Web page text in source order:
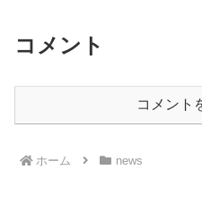
コメント
コメント
ホーム news